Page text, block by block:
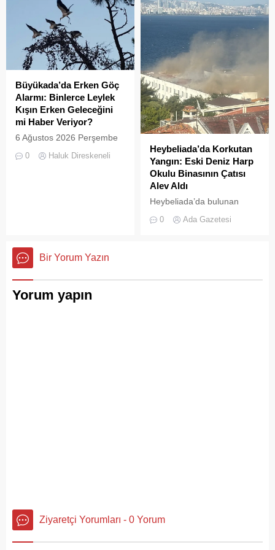
saniye saniye yansıdı.
Yeşille mavinin kucaklaştığı,
İstanbulluların nefes almak
için akın ettiği Heybeliada
Çamlimanı, bugünlerde
eşsiz manzarasıyla değil,
kirliliğiyle gündemde. Bir
vatandaş tarafından...
aylarında hem yerli hem de
yabancı turistlerin akınına
uğrayan Büyükada’da,
çevre temizliği konusunda
yaşanan aksaklıklar adeta
pes dedirtti. Adanın tarihi ve
doğal güzellikleriyle süslü
sokaklarından yansıyan son
görüntüler, çevre sağlığı
açısından tehlike çanlarının
çaldığını gösteriyor. Çöpler
Büyükada’da Erken Göç
Alarmı: Binlerce Leylek
Kışın Erken Geleceğini
mi Haber Veriyor?
6 Ağustos 2026 Perşembe
14:00 sularında Büyükada
0 Haluk Direskeneli
Heybeliada’da Korkutan
Yangın: Eski Deniz Harp
Okulu Binasının Çatısı
Alev Aldı
Heybeliada’da bulunan
çatısında, tamirat
0 Ada Gazetesi
Bir Yorum Yazın
Yorum yapın
Ziyaretçi Yorumları - 0 Yorum